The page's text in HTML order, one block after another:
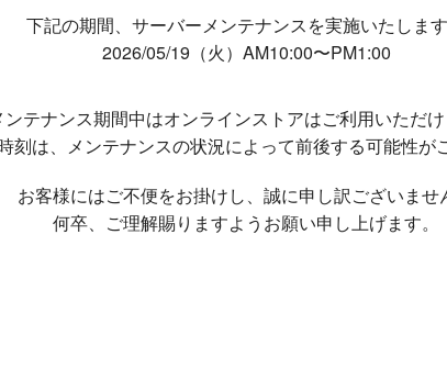
下記の期間、サーバーメンテナンスを実施いたします
2026/05/19（火）AM10:00〜PM1:00
ンテナンス期間中はオンラインストアはご利用いただけ
刻は、メンテナンスの状況によって前後する可能性が
お客様にはご不便をお掛けし、 誠に申し訳ございませ
何卒、ご理解賜りますようお願い申し上げます。